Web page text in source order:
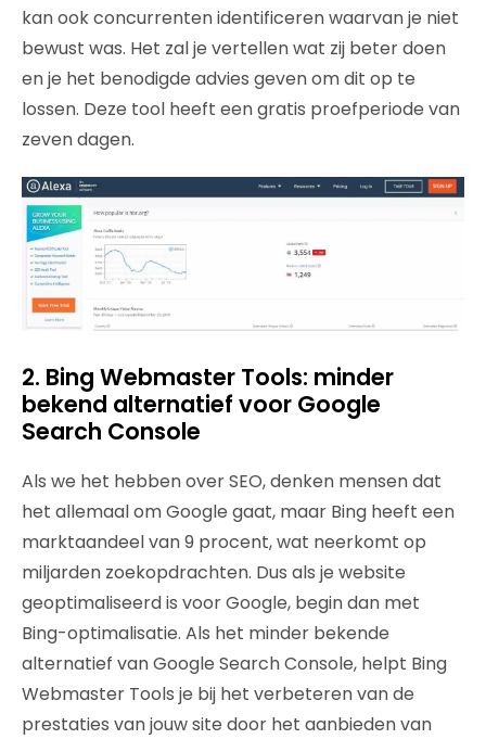
kan ook concurrenten identificeren waarvan je niet
bewust was. Het zal je vertellen wat zij beter doen
en je het benodigde advies geven om dit op te
lossen. Deze tool heeft een gratis proefperiode van
zeven dagen.
2. Bing Webmaster Tools: minder
bekend alternatief voor Google
Search Console
Als we het hebben over SEO, denken mensen dat
het allemaal om Google gaat, maar Bing heeft een
marktaandeel van 9 procent, wat neerkomt op
miljarden zoekopdrachten. Dus als je website
geoptimaliseerd is voor Google, begin dan met
Bing-optimalisatie. Als het minder bekende
alternatief van Google Search Console, helpt Bing
Webmaster Tools je bij het verbeteren van de
prestaties van jouw site door het aanbieden van